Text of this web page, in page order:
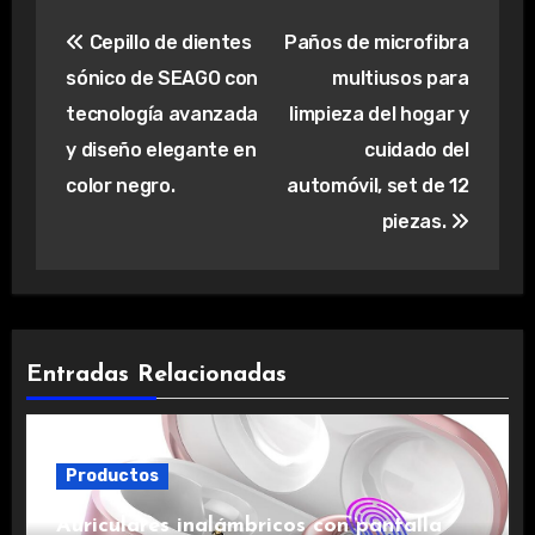
de
entradas
Cepillo de dientes
sónico de SEAGO con
tecnología avanzada
y diseño elegante en
color negro.
Paños de microfibra
multiusos para
limpieza del hogar y
cuidado del
automóvil, set de 12
piezas.
Entradas Relacionadas
Productos
Auriculares inalámbricos con pantalla